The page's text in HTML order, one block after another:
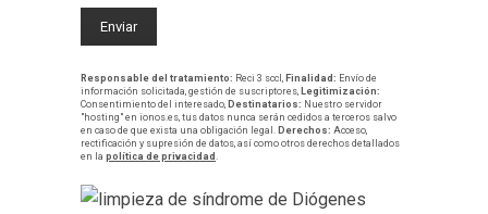
Responsable del tratamiento: Reci 3 sccl, Finalidad: Envío de
información solicitada, gestión de suscriptores, Legitimización:
Consentimiento del interesado, Destinatarios: Nuestro servidor
"hosting" en ionos.es, tus datos nunca serán cedidos a terceros salvo
en caso de que exista una obligación legal. Derechos: Acceso,
rectificación y supresión de datos, así como otros derechos detallados
en la política de privacidad .